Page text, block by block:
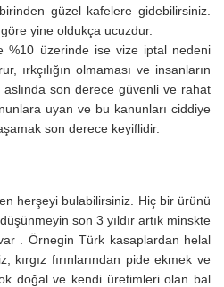
güzel kafelere gidebilirsiniz.
yine oldukça ucuzdur.
%10 üzerinde ise vize iptal nedeni
ırkçılığın olmaması ve insanların
son derece güvenli ve rahat
uyan ve bu kanunları ciddiye
son derece keyiflidir.
herşeyi bulabilirsiniz. Hiç bir ürünü
son 3 yıldır artık minskte
. Örnegin Türk kasaplardan helal
kırgız fırınlarından pide ekmek ve
doğal ve kendi üretimleri olan bal